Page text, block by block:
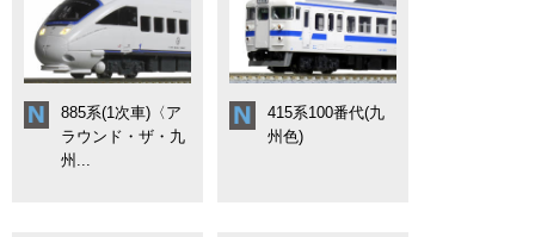
885系(1次車)〈ア
ラウンド・ザ・九
州...
415系100番代(九
州色)